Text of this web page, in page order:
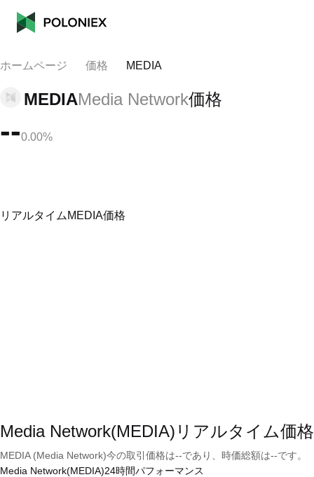
ホームページ 価格 MEDIA
MEDIAMedia Network価格
--0.00%
リアルタイムMEDIA価格
Media Network(MEDIA)リアルタイム価格
MEDIA (Media Network)今の取引価格は--であり、時価総額は--です。
Media Network(MEDIA)24時間パフォーマンス